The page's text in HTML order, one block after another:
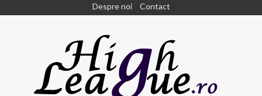
Despre noi Contact